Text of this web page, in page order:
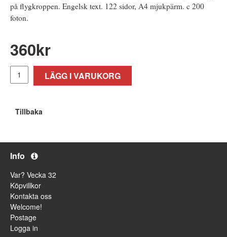
på flygkroppen. Engelsk text. 122 sidor, A4 mjukpärm. c 200
foton.
360kr
LÄGG I VARUKORG
Tillbaka
Info
Var? Vecka 32
Köpvillkor
Kontakta oss
Welcome!
Postage
Logga in